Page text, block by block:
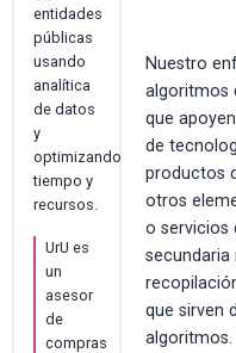
Nuestro
algoritmos
que
de
productos
otros
o servicios
que sirven
algoritmos.
entidades
públicas
usando
analítica
de datos
y
optimizando
tiempo y
recursos.
UrU es
un
asesor
de
compras